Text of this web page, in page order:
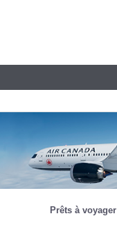
Prêts à voyager